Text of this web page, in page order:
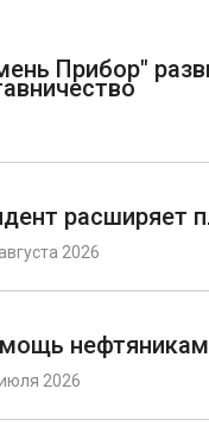
Прибор"
расширяет
2026
нефтяникам
2026